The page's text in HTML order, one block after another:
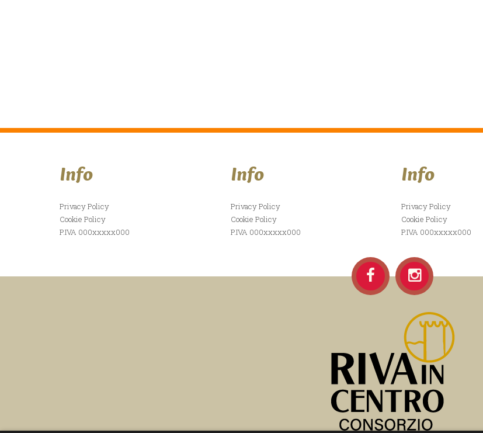
Info
Privacy Policy
Cookie Policy
P.IVA 000xxxxx000
Info
Privacy Policy
Cookie Policy
P.IVA 000xxxxx000
Info
Privacy Policy
Cookie Policy
P.IVA 000xxxxx000